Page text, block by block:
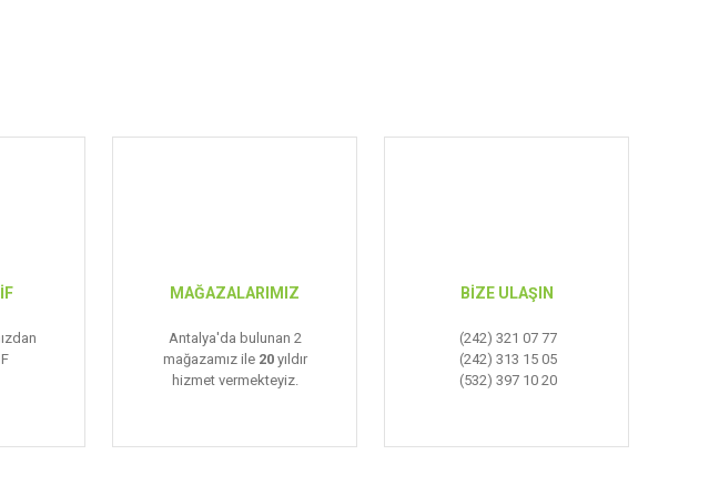
MAĞAZALARIMIZ
Antalya'da bulunan 2
mağazamız ile 20yıldır
hizmet vermekteyiz.
BİZE ULAŞIN
(242) 321 07 77
(242) 313 15 05
(532) 397 10 20